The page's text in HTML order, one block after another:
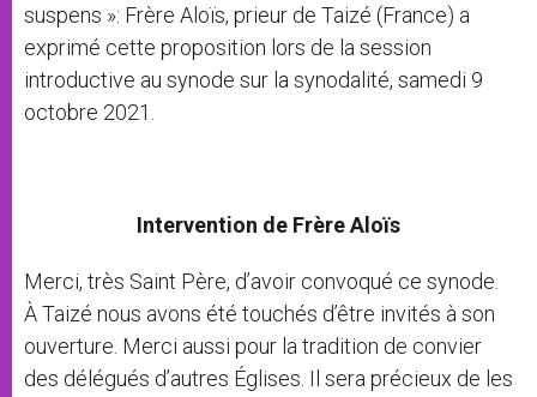
suspens »: Frère Aloïs, prieur de Taizé (France) a
exprimé cette proposition lors de la session
introductive au synode sur la synodalité, samedi 9
octobre 2021.
Intervention de Frère Aloïs
Merci, très Saint Père, d’avoir convoqué ce synode.
À Taizé nous avons été touchés d’être invités à son
ouverture. Merci aussi pour la tradition de convier
des délégués d’autres Églises. Il sera précieux de les